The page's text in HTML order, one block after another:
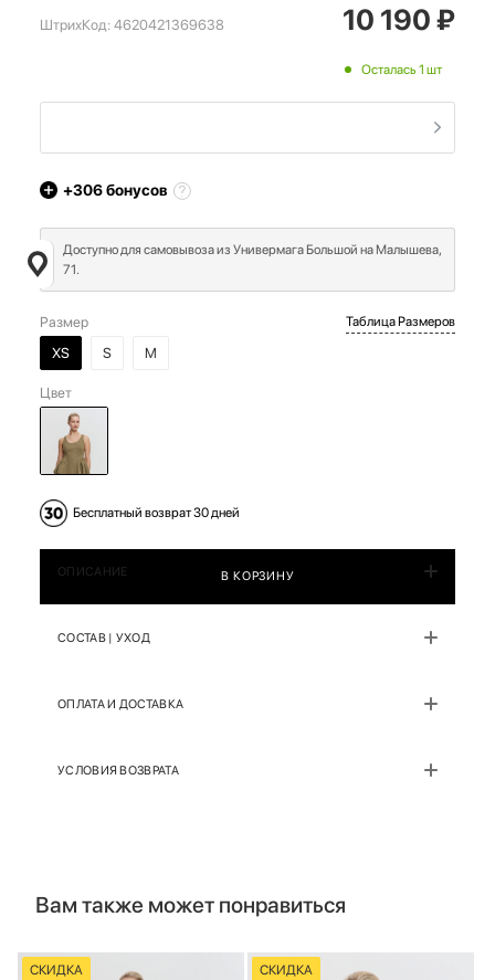
ШтрихКод: 4620421369638 10 190₽
Осталась 1 шт
+306бонусов
Доступно для самовывоза из Универмага Большой на Малышева,
71.
Размер
XS
S M
Таблица Размеров
Цвет
Бесплатный возврат 30 дней
В КОРЗИНУ
ОПИСАНИЕ
СОСТАВ | УХОД
ОПЛАТА И ДОСТАВКА
УСЛОВИЯ ВОЗВРАТА
Вам также может понравиться
СКИДКА СКИДКА